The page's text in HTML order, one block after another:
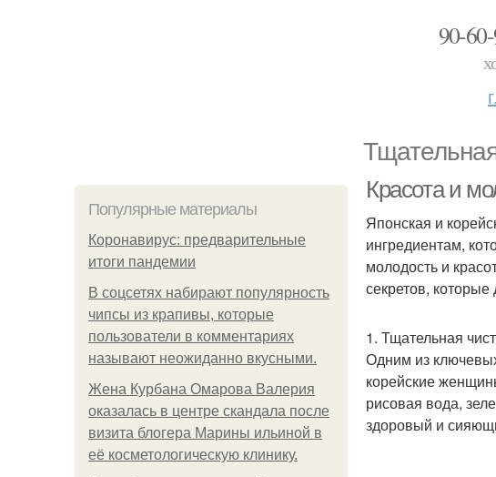
90-
Популярные материалы
Коронавирус: предварительные
итоги пандемии
В соцсетях набирают популярность
чипсы из крапивы, которые
пользователи в комментариях
называют неожиданно вкусными.
Жена Курбана Омарова Валерия
оказалась в центре скандала после
визита блогера Марины ильиной в
её косметологическую клинику.
Красота и
Японская и
ингредиентам,
молодость и
секретов,
1. Тщательная
Одним из
корейские
рисовая вода,
здоровый и